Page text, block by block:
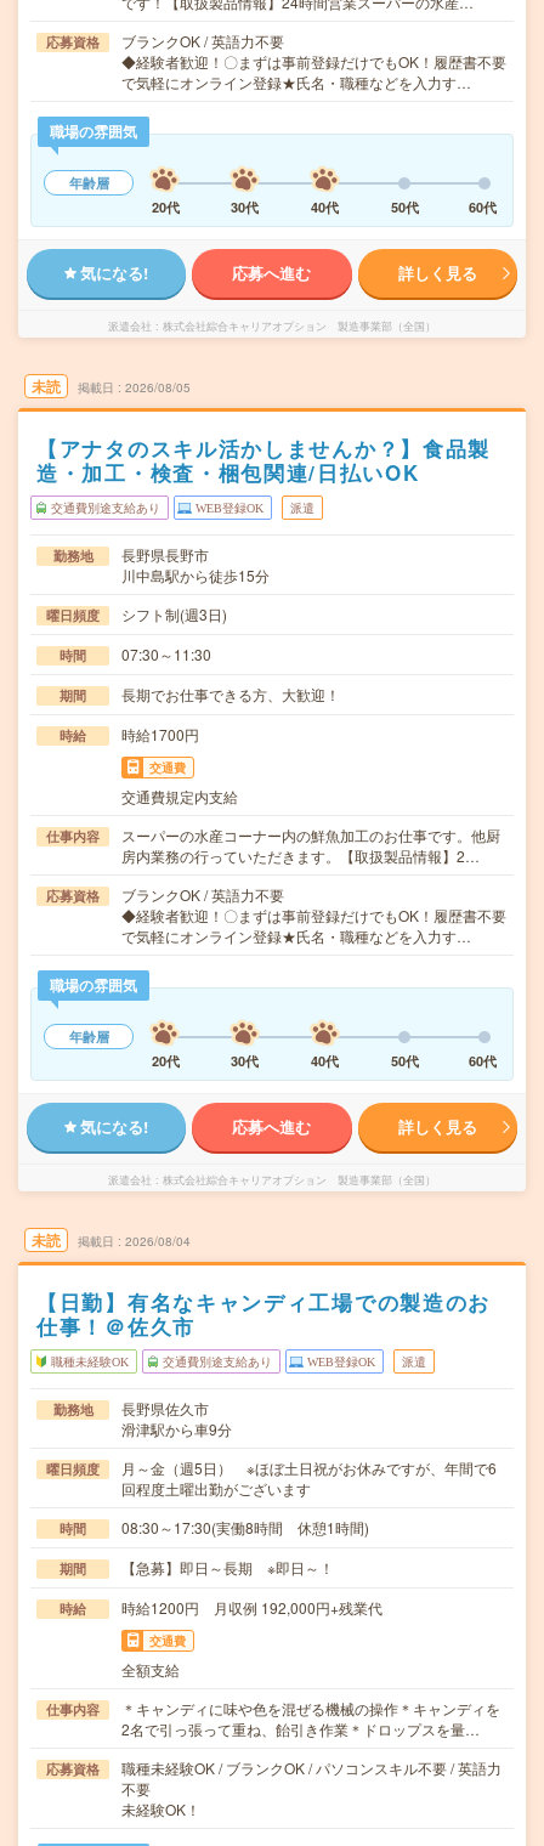
応募資格
ブランクOK / 英語力不要
◆経験者歓迎！〇まずは事前登録だけでもOK！履歴書不要
で気軽にオンライン登録★氏名・職種などを入力す…
職場の雰囲気
年齢層
20代
30代 40代 50代 60代
気になる! 応募へ進む 詳しく見る
派遣会社 株式会社綜合キャリアオプション 製造事業部（全国）
未読 掲載日 2026/08/05
【アナタのスキル活かしませんか？】食品製
造・加工・検査・梱包関連/日払いOK
交通費別途支給あり WEB登録OK 派遣
勤務地
長野県長野市
川中島駅から徒歩15分
曜日頻度 シフト制(週3日)
時間 07:30～11:30
期間 長期でお仕事できる方、大歓迎！
時給 時給1700円
交通費
交通費規定内支給
仕事内容
スーパーの水産コーナー内の鮮魚加工のお仕事です。他厨
房内業務の行っていただきます。【取扱製品情報】2…
応募資格
ブランクOK / 英語力不要
◆経験者歓迎！〇まずは事前登録だけでもOK！履歴書不要
で気軽にオンライン登録★氏名・職種などを入力す…
職場の雰囲気
年齢層
20代
30代 40代 50代 60代
気になる! 応募へ進む 詳しく見る
派遣会社 株式会社綜合キャリアオプション 製造事業部（全国）
未読 掲載日 2026/08/04
【日勤】有名なキャンディ工場での製造のお
仕事！＠佐久市
職種未経験OK 交通費別途支給あり WEB登録OK 派遣
勤務地
長野県佐久市
滑津駅から車9分
曜日頻度
月～金（週5日） ※ほぼ土日祝がお休みですが、年間で6
回程度土曜出勤がございます
時間 08:30～17:30(実働8時間 休憩1時間)
期間 【急募】即日～長期 ※即日～！
時給 時給1200円 月収例 192,000円+残業代
交通費
全額支給
仕事内容
＊キャンディに味や色を混ぜる機械の操作＊キャンディを
2名で引っ張って重ね、飴引き作業＊ドロップスを量…
応募資格
職種未経験OK / ブランクOK / パソコンスキル不要 / 英語力
不要
未経験OK！